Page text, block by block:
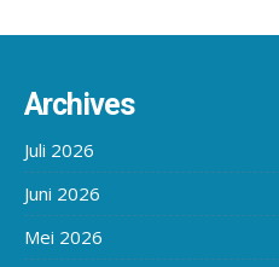
Archives
Juli 2026
Juni 2026
Mei 2026